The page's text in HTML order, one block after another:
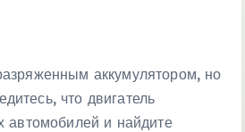
аккумулятором, но
что двигатель
автомобилей и найдите